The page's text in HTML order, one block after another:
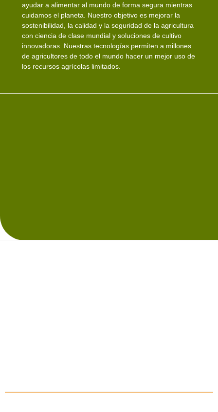
ayudar a alimentar al mundo de forma segura mientras
cuidamos el planeta. Nuestro objetivo es mejorar la
sostenibilidad, la calidad y la seguridad de la agricultura
con ciencia de clase mundial y soluciones de cultivo
innovadoras. Nuestras tecnologías permiten a millones
de agricultores de todo el mundo hacer un mejor uso de
los recursos agrícolas limitados.